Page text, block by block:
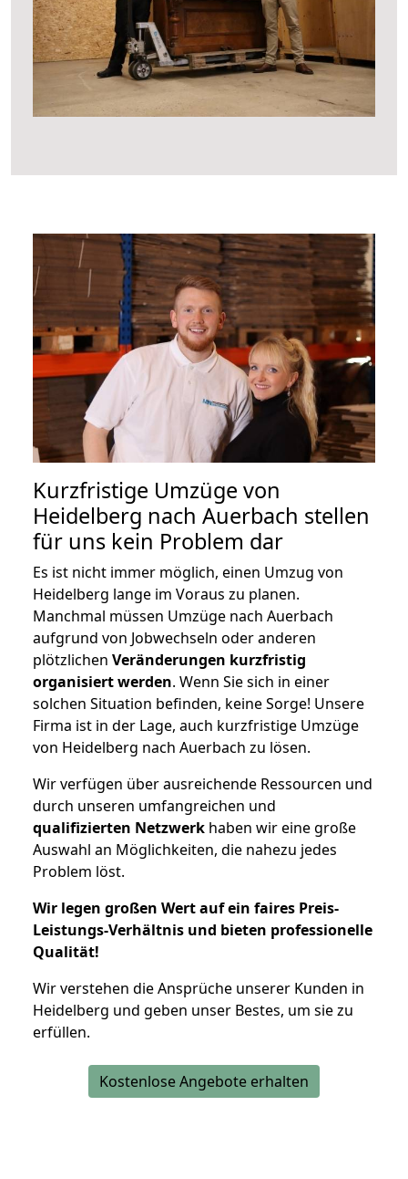
Kurzfristige Umzüge von
Heidelberg nach Auerbach stellen
für uns kein Problem dar
Es ist nicht immer möglich, einen Umzug von
Heidelberg lange im Voraus zu planen.
Manchmal müssen Umzüge nach Auerbach
aufgrund von Jobwechseln oder anderen
plötzlichen Veränderungen kurzfristig
organisiert werden. Wenn Sie sich in einer
solchen Situation befinden, keine Sorge! Unsere
Firma ist in der Lage, auch kurzfristige Umzüge
von Heidelberg nach Auerbach zu lösen.
Wir verfügen über ausreichende Ressourcen und
durch unseren umfangreichen und
qualifizierten Netzwerk haben wir eine große
Auswahl an Möglichkeiten, die nahezu jedes
Problem löst.
Wir legen großen Wert auf ein faires Preis-
Leistungs-Verhältnis und bieten professionelle
Qualität!
Wir verstehen die Ansprüche unserer Kunden in
Heidelberg und geben unser Bestes, um sie zu
erfüllen.
Kostenlose Angebote erhalten